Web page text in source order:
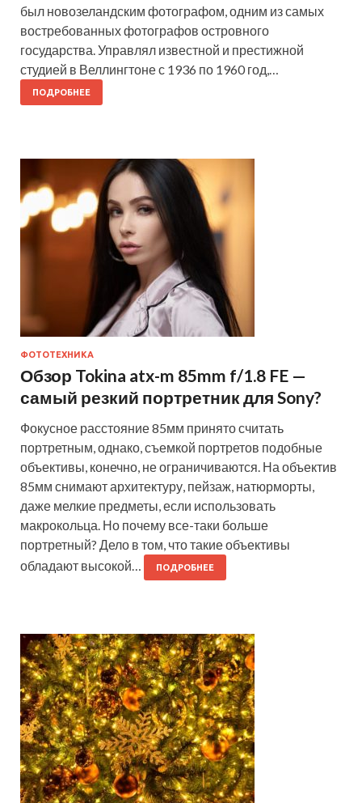
был новозеландским фотографом, одним из самых
востребованных фотографов островного
государства. Управлял известной и престижной
студией в Веллингтоне с 1936 по 1960 год,…
ПОДРОБНЕЕ
ФОТОТЕХНИКА
Обзор Tokina atx-m 85mm f/1.8 FE —
самый резкий портретник для Sony?
Фокусное расстояние 85мм принято считать
портретным, однако, съемкой портретов подобные
объективы, конечно, не ограничиваются. На объектив
85мм снимают архитектуру, пейзаж, натюрморты,
даже мелкие предметы, если использовать
макрокольца. Но почему все-таки больше
портретный? Дело в том, что такие объективы
обладают высокой…
ПОДРОБНЕЕ